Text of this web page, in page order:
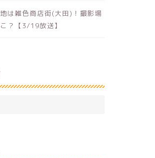
は雑色商店街(大田)！撮影場
？【3/19放送】